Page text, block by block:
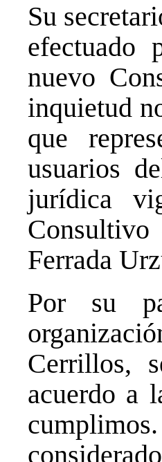
Su
nuevo
inquietud
que
usuarios
jurídica
Ferrada
Por su
Cerrillos,
acuerdo a